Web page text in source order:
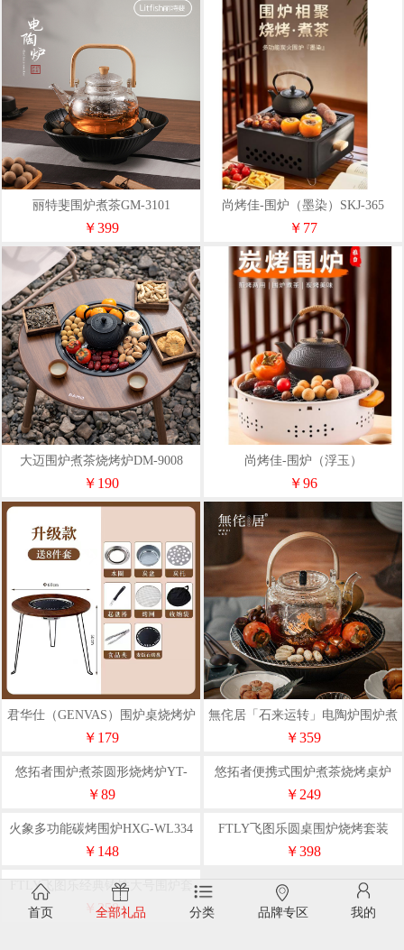
丽特斐围炉煮茶GM-3101
￥399
尚烤佳-围炉（墨染）SKJ-365
￥77
大迈围炉煮茶烧烤炉DM-9008
￥190
尚烤佳-围炉（浮玉）
￥96
君华仕（GENVAS）围炉桌烧烤炉
全套8件套
￥179
無侘居「石来运转」电陶炉围炉煮
茶套装
￥359
悠拓者围炉煮茶圆形烧烤炉YT-
SKL005
￥89
悠拓者便携式围炉煮茶烧烤桌炉
YT-SK004
￥249
火象多功能碳烤围炉HXG-WL334
￥148
FTLY飞图乐圆桌围炉烧烤套装
￥398
FTLY飞图乐经典铸铁大号围炉套
装WLTZ01（标准款）
￥358
首页 全部礼品 分类 品牌专区 我的